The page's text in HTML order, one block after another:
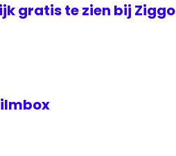
gratis te zien bij Ziggo